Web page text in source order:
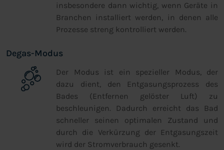
insbesondere dann wichtig, wenn Geräte in
Branchen installiert werden, in denen alle
Prozesse streng kontrolliert werden.
Degas-Modus
Der Modus ist ein spezieller Modus, der
dazu dient, den Entgasungsprozess des
Bades (Entfernen gelöster Luft) zu
beschleunigen. Dadurch erreicht das Bad
schneller seinen optimalen Zustand und
durch die Verkürzung der Entgasungszeit
wird der Stromverbrauch gesenkt.